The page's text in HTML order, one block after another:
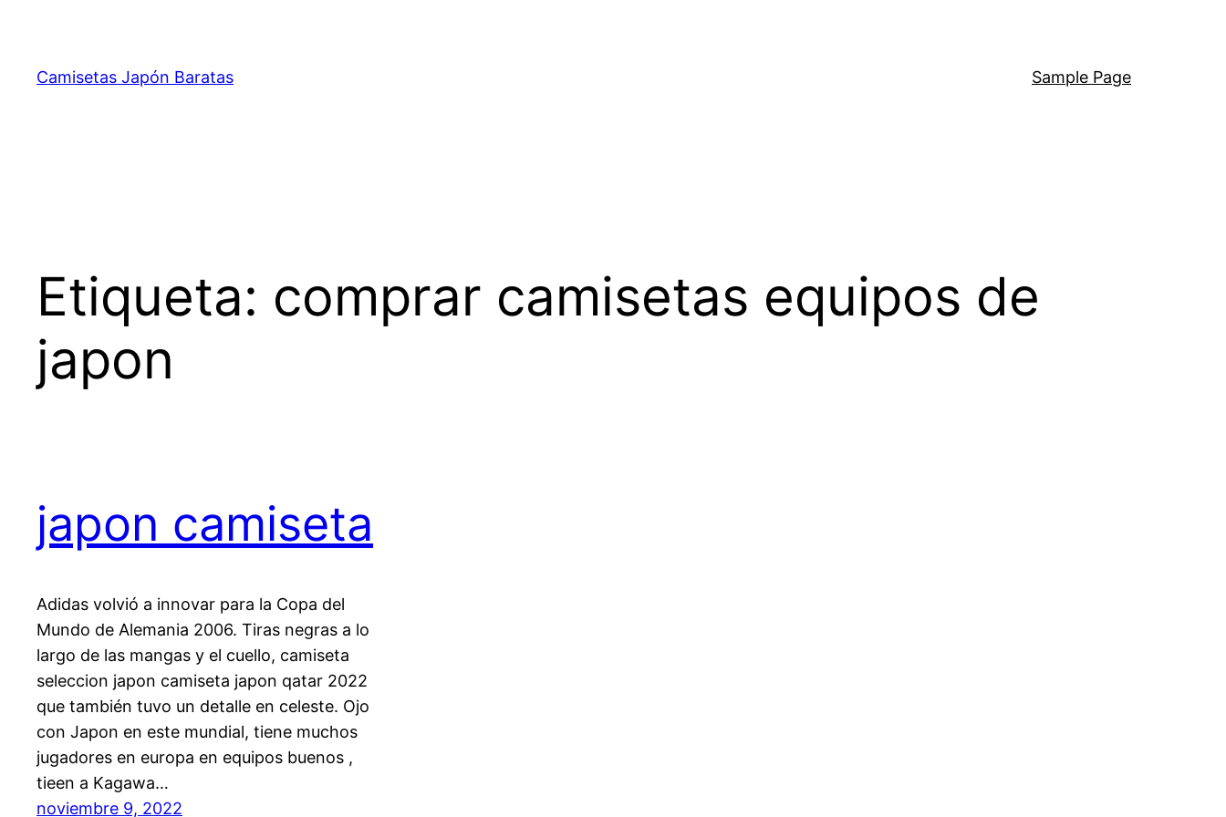
contenido
Camisetas Japón Baratas Sample Page
Etiqueta: comprar camisetas equipos de
japon
japon camiseta
Adidas volvió a innovar para la Copa del
Mundo de Alemania 2006. Tiras negras a lo
largo de las mangas y el cuello, camiseta
seleccion japon camiseta japon qatar 2022
que también tuvo un detalle en celeste. Ojo
con Japon en este mundial, tiene muchos
jugadores en europa en equipos buenos ,
tieen a Kagawa…
noviembre 9, 2022